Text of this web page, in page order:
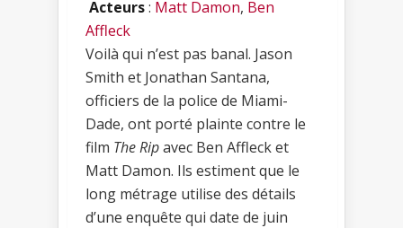
Acteurs: Matt Damon, Ben
Affleck
Voilà qui n’est pas banal. Jason
Smith et Jonathan Santana,
officiers de la police de Miami-
Dade, ont porté plainte contre le
film The Ripavec Ben Affleck et
Matt Damon. Ils estiment que le
long métrage utilise des détails
d’une enquête qui date de juin